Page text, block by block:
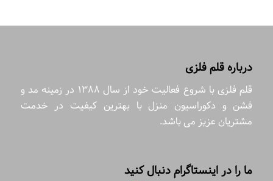
درباره قلم فلزی
قلم فلزی با شروع فعالیت خود از سال 1388 در زمینه مد و
فشن و دکوراسیون منزل با بهترین کیفیت در خدمت
مشتریان عزیز می باشد.
ما را در اینستاگرام دنبال کنید